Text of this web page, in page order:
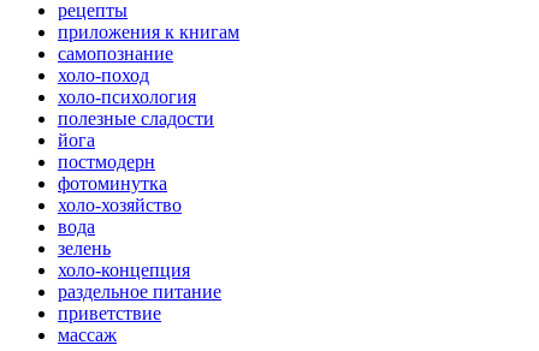
рецепты
приложения к книгам
самопознание
холо-поход
холо-психология
полезные сладости
йога
постмодерн
фотоминутка
холо-хозяйство
вода
зелень
холо-концепция
раздельное питание
приветствие
массаж